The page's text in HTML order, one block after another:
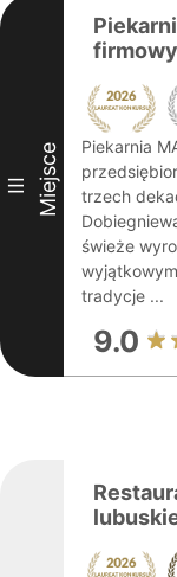
III Miejsce
Piekarnia
trzech
świeże
tradycje ...
9.0